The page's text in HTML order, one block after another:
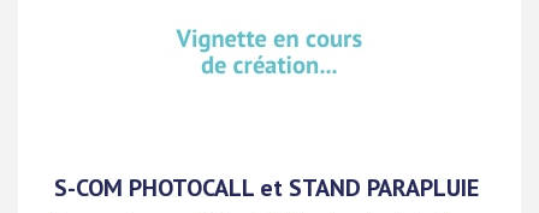
S-COM PHOTOCALL et STAND PARAPLUIE